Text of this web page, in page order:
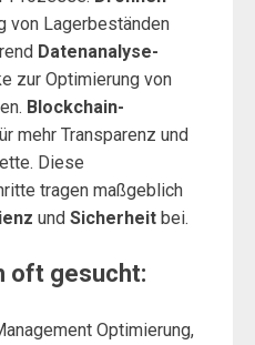
von Lagerbeständen
Datenanalyse-
zur Optimierung von
Blockchain-
mehr Transparenz und
Diese
tragen maßgeblich
und Sicherheit bei.
oft gesucht:
Optimierung,